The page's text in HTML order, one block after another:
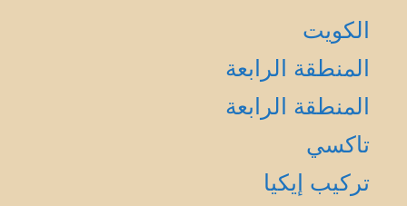
الكويت
المنطقة الرابعة
المنطقة الرابعة
تاكسي
تركيب إيكيا